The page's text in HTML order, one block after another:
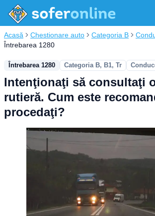
Acasă Chestionare auto Categoria B
Întrebarea 1280
Întrebarea 1280 Categoria B, B1, Tr
Intenţionaţi să consultaţi
rutieră. Cum este
procedaţi?